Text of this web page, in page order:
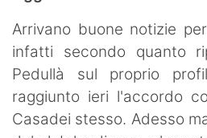
Arrivano buone notizie
infatti secondo quanto
Pedullà sul proprio
raggiunto ieri l'accordo
Casadei stesso. Adesso